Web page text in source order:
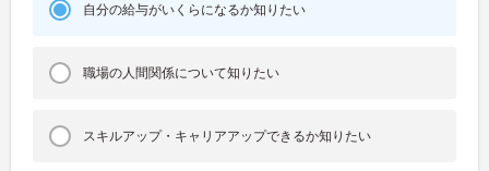
自分の給与がいくらになるか知りたい
職場の人間関係について知りたい
スキルアップ・キャリアアップできるか知りたい